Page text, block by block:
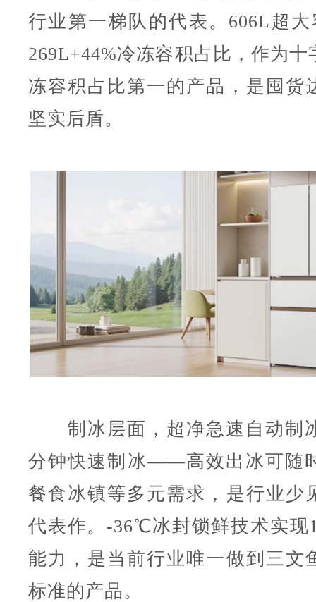
行业第一梯队的代表。606L超
269L+44%冷冻容积占比，作为十
冻容积占比第一的产品，是囤货
坚实后盾。
制冰层面，超净急速自动制
分钟快速制冰——高效出冰可随
餐食冰镇等多元需求，是行业少
代表作。-36℃冰封锁鲜技术实现
能力，是当前行业唯一做到三文
标准的产品。